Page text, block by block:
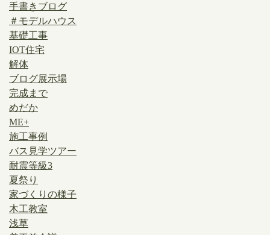
手書きブログ
＃モデルハウス
基礎工事
IOT住宅
解体
ブログ展示場
完成まで
めだか
ME+
施工事例
バス見学ツアー
耐震等級3
夏祭り
家づくりの様子
木工教室
浅草